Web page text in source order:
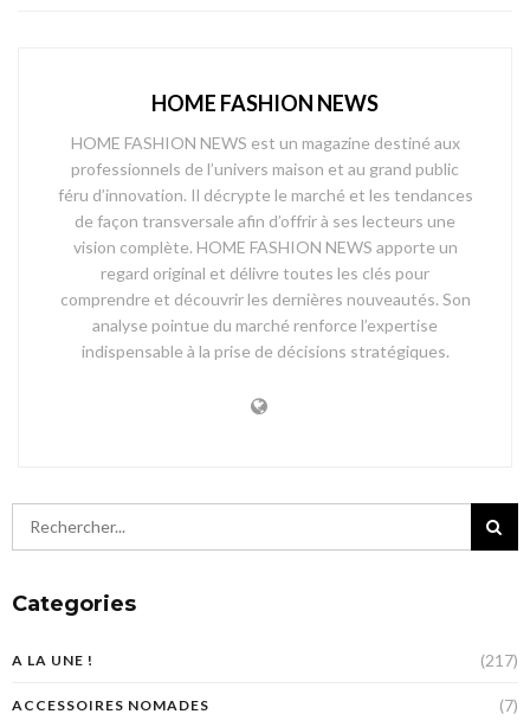
HOME FASHION NEWS
HOME FASHION NEWS est un magazine destiné aux
professionnels de l’univers maison et au grand public
féru d’innovation. Il décrypte le marché et les tendances
de façon transversale afin d’offrir à ses lecteurs une
vision complète. HOME FASHION NEWS apporte un
regard original et délivre toutes les clés pour
comprendre et découvrir les dernières nouveautés. Son
analyse pointue du marché renforce l’expertise
indispensable à la prise de décisions stratégiques.
Categories
A LA UNE ! (217)
ACCESSOIRES NOMADES (7)